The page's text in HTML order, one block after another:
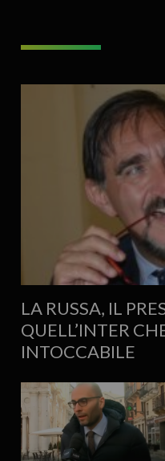
LA RUSSA, IL
QUELL’INTER
INTOCCABILE